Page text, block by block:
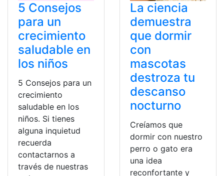
5 Consejos
para un
crecimiento
saludable en
los niños
5 Consejos para un
crecimiento
saludable en los
niños. Si tienes
alguna inquietud
recuerda
contactarnos a
través de nuestras
La ciencia
demuestra
que dormir
con
mascotas
destroza tu
descanso
nocturno
Creíamos que
dormir con nuestro
perro o gato era
una idea
reconfortante y